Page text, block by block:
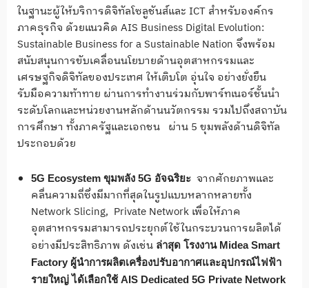
ในฐานะผู้ให้บริการดิจิทัลโซลูชันส์และ ICT สำหรับองค์กร
ภาคธุรกิจ ด้วยแนวคิด AIS Business Digital Evolution:
Sustainable Business for a Sustainable Nation จึงพร้อม
สนับสนุนการขับเคลื่อนนโยบายด้านอุตสาหกรรมและ
เศรษฐกิจดิจิทัลของประเทศ ให้เติบโต อุ่นใจ อย่างยั่งยืน
รับมือความท้าทาย ผ่านการทำงานร่วมกับพาร์ทเนอร์ชั้นนำ
ระดับโลกและหน่วยงานหลักด้านนวัตกรรม รวมไปถึงสถาบัน
การศึกษา ทั้งภาครัฐและเอกชน ผ่าน 5 ขุมพลังด้านดิจิทัล
ประกอบด้วย
5G Ecosystem ขุมพลัง 5G อัจฉริยะ จากศักยภาพและ
คลื่นความถี่ซึ่งมีมากที่สุดในรูปแบบหลากหลายทั้ง
Network Slicing, Private Network เพื่อให้ภาค
อุตสาหกรรมสามารถประยุกต์ใช้ในกระบวนการผลิตได้
อย่างมีประสิทธิภาพ ดังเช่น ล่าสุด โรงงาน Midea Smart
Factory ผู้นำการผลิตเครื่องปรับอากาศและอุปกรณ์ไฟฟ้า
รายใหญ่ ได้เลือกใช้ AIS Dedicated 5G Private Network